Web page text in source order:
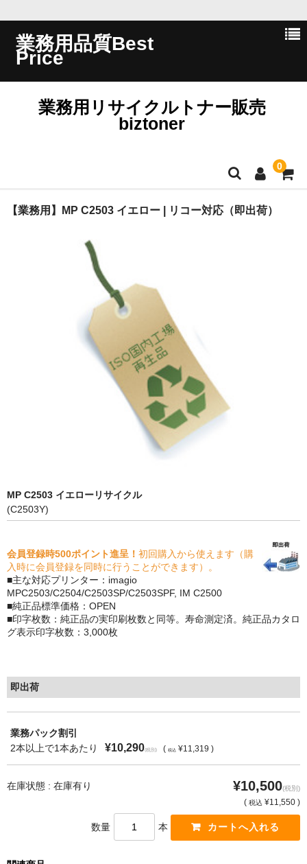
業務用品質Best
Price
業務用リサイクルトナー販売
biztoner
0
ホーム
特定商取引法に基づく表示
貴社都合返品
購入ガイド
トナーの種類と比較
トナー再生の流れ
もっと安い販売店があります。何が違うのですか？
リサイクルトナーの評価
リサイクルトナーの選び方
リサイクルトナーを使える会社、使えない会社
全国発送・送料無料
対応プリンターメーカー
【業務用】MP C2503 イエロー | リコー対応（即出荷）
MP C2503 イエローリサイクル
(C2503Y)
会員登録時500ポイント進呈！ 初回購入から使えます（購
入時に会員登録を同時に行うことができます）。
■主な対応プリンター：imagio
MPC2503/C2504/C2503SP/C2503SPF, IM C2500
■純正品標準価格：OPEN
■印字枚数：純正品の実印刷枚数と同等。寿命測定済。純正品カタロ
グ表示印字枚数：3,000枚
即出荷
業務パック割引
2本以上で1本あたり
¥10,290(税別) ( 税込 ¥11,319 )
在庫状態 : 在庫有り ¥10,500(税別)
( 税込 ¥11,550 )
数量 本